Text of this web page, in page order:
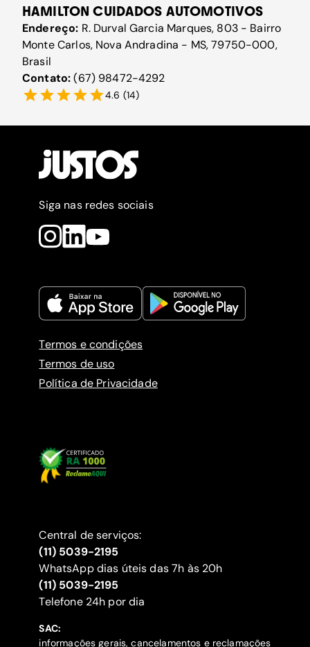
HAMILTON CUIDADOS AUTOMOTIVOS
Endereço: R. Durval Garcia Marques, 803 - Bairro
Monte Carlos, Nova Andradina - MS, 79750-000,
Brasil
Contato:(67) 98472-4292
4.6 (14)
Siga nas redes sociais
Termos e condições
Termos de uso
Política de Privacidade
Central de serviços:
(11) 5039-2195
WhatsApp dias úteis das 7h às 20h
(11) 5039-2195
‍Telefone 24h por dia
SAC:
informações gerais, cancelamentos e reclamações